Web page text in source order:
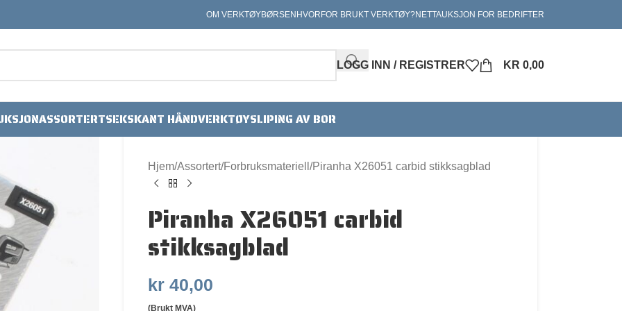
OM VERKTØYBØRSEN HVORFOR BRUKT VERKTØY?NETTAUKSJON FOR BEDRIFTER
LOGG INN / REGISTRER KR 0,00
ASSORTERTSEKSKANT HÅNDVERKTØYSLIPING AV BOR
Hjem Assortert Forbruksmateriell Piranha X26051 carbid stikksagblad
Piranha X26051 carbid
stikksagblad
kr40,00
(Brukt MVA)